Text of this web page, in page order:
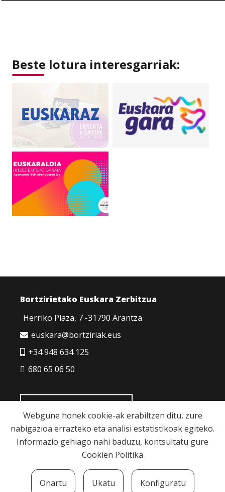
Beste lotura interesgarriak:
Bortzirietako Euskara Zerbitzua
Herriko Plaza, 7 -31790 Arantza
euskara@bortziriak.eus
+34 948 634 125
680 65 06 50
Cookie politika | Pribatutasun politika |
Lege
Webgune honek cookie-ak erabiltzen ditu, zure
nabigazioa errazteko eta analisi estatistikoak egiteko.
Informazio gehiago nahi baduzu, kontsultatu gure
Cookien Politika
Onartu Ukatu Konfiguratu